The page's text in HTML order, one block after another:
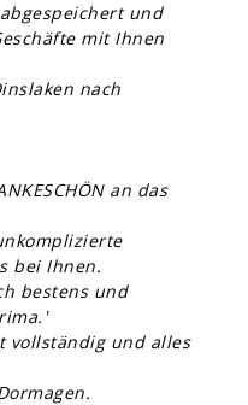
und
mit Ihnen
nach
an das
bei Ihnen.
bestens und
vollständig und alles